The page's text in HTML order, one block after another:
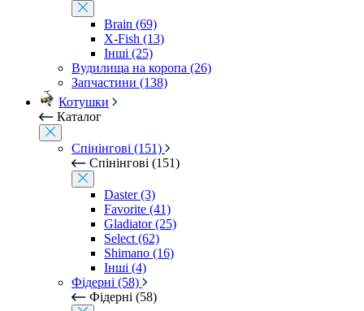
Brain (69)
X-Fish (13)
Інші (25)
Вудилища на коропа (26)
Запчастини (138)
Котушки
Каталог
Спінінгові (151)
Спінінгові (151)
Daster (3)
Favorite (41)
Gladiator (25)
Select (62)
Shimano (16)
Інші (4)
Фідерні (58)
Фідерні (58)